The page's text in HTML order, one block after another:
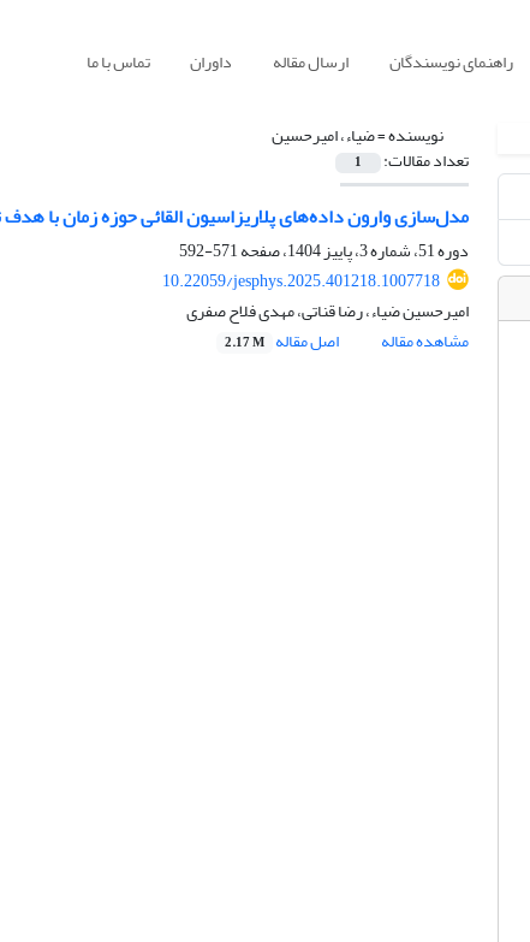
راهنمای نویسندگان ارسال مقاله داوران تماس با ما
نویسنده =ضیاء، امیرحسین
تعداد مقالات: 1
مدل‌سازی وارون داده‌های پلاریزاسیون القائی حوزه زمان با
دوره 51، شماره 3، پاییز 1404، صفحه
571-592
10.22059/jesphys.2025.401218.1007718
امیرحسین ضیاء، رضا قناتی، مهدی فلاح صفری
مشاهده مقاله
اصل مقاله 2.17 M